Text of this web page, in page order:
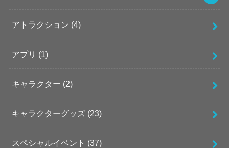
アトラクション (4)
アプリ (1)
キャラクター (2)
キャラクターグッズ (23)
スペシャルイベント (37)